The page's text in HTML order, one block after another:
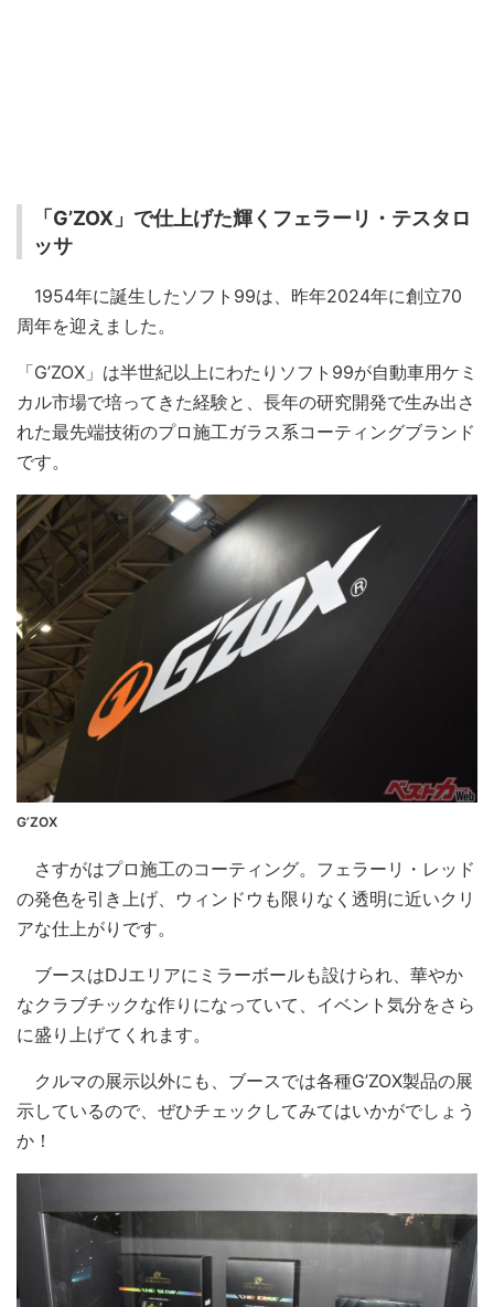
「G’ZOX」で仕上げた輝くフェラーリ・テスタロ
ッサ
1954年に誕生したソフト99は、昨年2024年に創立70
周年を迎えました。
「G’ZOX」は半世紀以上にわたりソフト99が自動車用ケミ
カル市場で培ってきた経験と、長年の研究開発で生み出さ
れた最先端技術のプロ施工ガラス系コーティングブランド
です。
G’ZOX
さすがはプロ施工のコーティング。フェラーリ・レッド
の発色を引き上げ、ウィンドウも限りなく透明に近いクリ
アな仕上がりです。
ブースはDJエリアにミラーボールも設けられ、華やか
なクラブチックな作りになっていて、イベント気分をさら
に盛り上げてくれます。
クルマの展示以外にも、ブースでは各種G’ZOX製品の展
示しているので、ぜひチェックしてみてはいかがでしょう
か！